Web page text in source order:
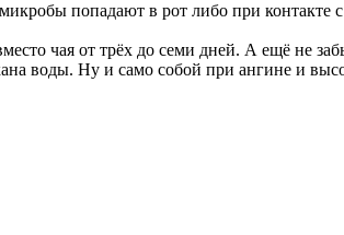
попадают в рот либо при
чая от трёх до семи дней. А ещё не
воды. Ну и само собой при ангине и